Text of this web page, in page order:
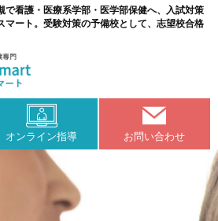
で看護・医療系学部・医学部保健へ、入試対策
マート。受験対策の予備校として、志望校合格
オンライン指導 お問い合わせ